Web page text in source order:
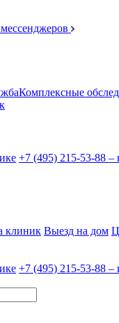
Комплексные
+7 (495) 215-53-88 –
клиник Выезд на дом
+7 (495) 215-53-88 –